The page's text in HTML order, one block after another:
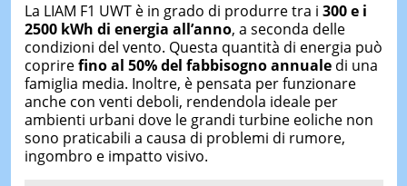
La LIAM F1 UWT è in grado di produrre tra i 300 e i
2500 kWh di energia all’anno, a seconda delle
condizioni del vento. Questa quantità di energia può
coprirefino al 50% del fabbisogno annualedi una
famiglia media. Inoltre, è pensata per funzionare
anche con venti deboli, rendendola ideale per
ambienti urbani dove le grandi turbine eoliche non
sono praticabili a causa di problemi di rumore,
ingombro e impatto visivo.